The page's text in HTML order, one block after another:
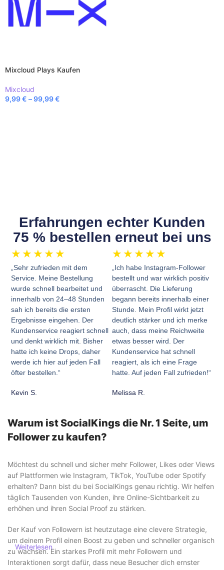
Mixcloud Plays Kaufen
Mixcloud
9,99€ –99,99€
Erfahrungen echter Kunden
75 % bestellen erneut bei uns
★ ★ ★ ★ ★
„Sehr zufrieden mit dem
Service. Meine Bestellung
wurde schnell bearbeitet und
innerhalb von 24–48 Stunden
sah ich bereits die ersten
Ergebnisse eingehen. Der
Kundenservice reagiert schnell
und denkt wirklich mit. Bisher
hatte ich keine Drops, daher
werde ich hier auf jeden Fall
öfter bestellen.“
Kevin S.
★ ★ ★ ★ ★
„Ich habe Instagram-Follower
bestellt und war wirklich positiv
überrascht. Die Lieferung
begann bereits innerhalb einer
Stunde. Mein Profil wirkt jetzt
deutlich stärker und ich merke
auch, dass meine Reichweite
etwas besser wird. Der
Kundenservice hat schnell
reagiert, als ich eine Frage
hatte. Auf jeden Fall zufrieden!“
Melissa R.
Warum ist SocialKings die Nr. 1 Seite, um
Follower zu kaufen?
Möchtest du schnell und sicher mehr Follower, Likes oder Views
auf Plattformen wie Instagram, TikTok, YouTube oder Spotify
erhalten? Dann bist du bei SocialKings genau richtig. Wir helfen
täglich Tausenden von Kunden, ihre Online-Sichtbarkeit zu
erhöhen und ihren Social Proof zu stärken.
Der Kauf von Followern ist heutzutage eine clevere Strategie,
um deinem Profil einen Boost zu geben und schneller organisch
zu wachsen. Ein starkes Profil mit mehr Followern und
Interaktionen sorgt dafür, dass neue Besucher dich ernster
Weiterlesen